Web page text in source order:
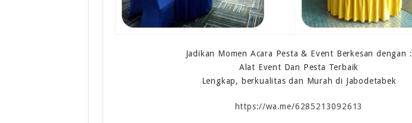
Jadikan Momen Acara Pesta & Event Berkesan dengan :
Alat Event Dan Pesta Terbaik
Lengkap, berkualitas dan Murah di Jabodetabek
https://wa.me/6285213092613